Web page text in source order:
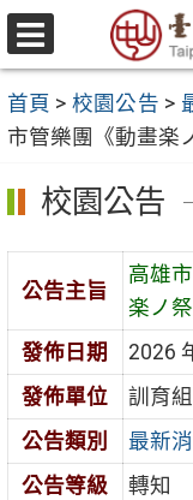
跳
至
要
內
容
區
選
單
首頁 > 校園公告 >
市管樂團《動畫楽
校園公告
公告主旨
高雄
楽ノ
發佈日期
2026
發佈單位
訓育組
公告類別
最新
公告等級
轉知